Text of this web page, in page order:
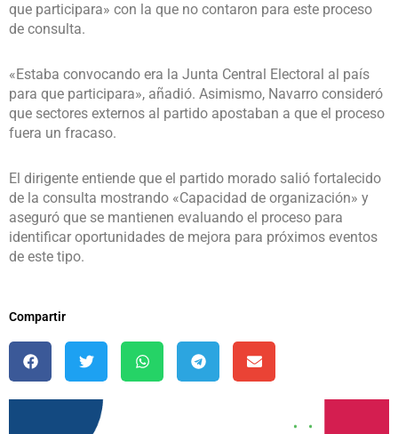
que participara» con la que no contaron para este proceso
de consulta.
«Estaba convocando era la Junta Central Electoral al país
para que participara», añadió. Asimismo, Navarro consideró
que sectores externos al partido apostaban a que el proceso
fuera un fracaso.
El dirigente entiende que el partido morado salió fortalecido
de la consulta mostrando «Capacidad de organización» y
aseguró que se mantienen evaluando el proceso para
identificar oportunidades de mejora para próximos eventos
de este tipo.
Compartir